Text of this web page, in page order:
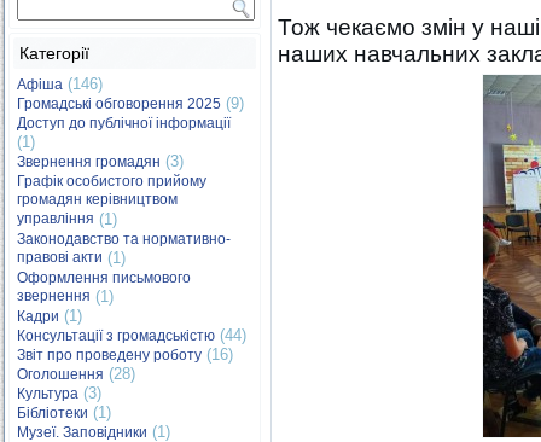
Категорії
Афіша (146)
Громадські обговорення 2025 (9)
Доступ до публічної інформації
(1)
Звернення громадян (3)
Графік особистого прийому
громадян керівництвом
управління (1)
Законодавство та нормативно-
правові акти (1)
Оформлення письмового
звернення (1)
Кадри (1)
Консультації з громадськістю (44)
Звіт про проведену роботу (16)
Оголошення (28)
Культура (3)
Бібліотеки (1)
Музеї. Заповідники (1)
Тож чекаємо змін у
наших навчальних